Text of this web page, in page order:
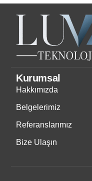
Kurumsal
Hakkımızda
Belgelerimiz
Referanslarımız
Bize Ulaşın